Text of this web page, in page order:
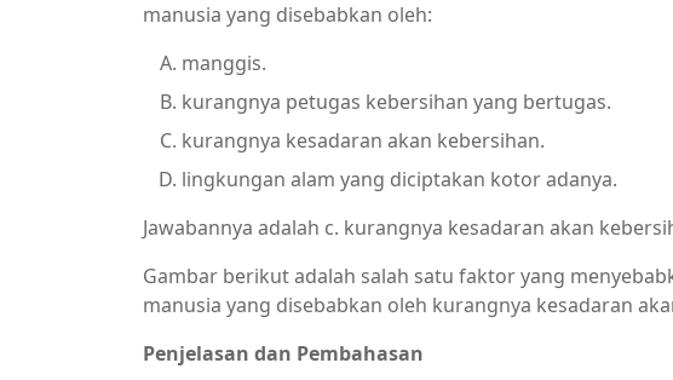
manusia yang disebabkan oleh:
manggis.
kurangnya petugas kebersihan yang bertugas.
kurangnya kesadaran akan kebersihan.
lingkungan alam yang diciptakan kotor adanya.
Jawabannya adalah c. kurangnya kesadaran akan
Gambar berikut adalah salah satu faktor yang
manusia yang disebabkan oleh kurangnya kesadaran
Penjelasan dan Pembahasan